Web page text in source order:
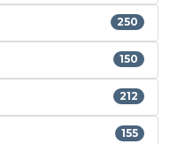
250
150
212
155